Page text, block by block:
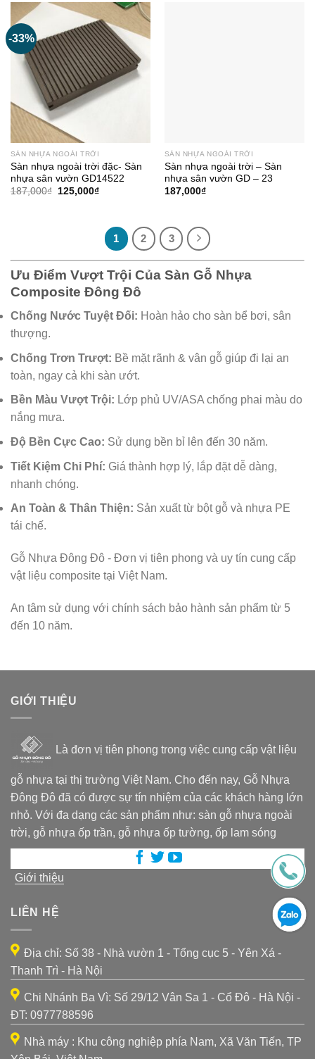
110,000₫.
-33%
SÀN NHỰA NGOÀI TRỜI
Sàn nhựa ngoài trời đặc- Sàn
nhựa sân vườn GD14522
187,000₫
Giá
125,000₫Giá
125,000₫.
SÀN NHỰA NGOÀI TRỜI
Sàn nhựa ngoài trời – Sàn
nhựa sân vườn GD – 23
187,000₫
1 2 3
Ưu Điểm Vượt Trội Của Sàn Gỗ Nhựa
Composite Đông Đô
Chống Nước Tuyệt Đối: Hoàn hảo cho sàn bể bơi, sân
thượng.
Chống Trơn Trượt: Bề mặt rãnh & vân gỗ giúp đi lại an
toàn, ngay cả khi sàn ướt.
Bền Màu Vượt Trội: Lớp phủ UV/ASA chống phai màu do
nắng mưa.
Độ Bền Cực Cao: Sử dụng bền bỉ lên đến 30 năm.
Tiết Kiệm Chi Phí: Giá thành hợp lý, lắp đặt dễ dàng,
nhanh chóng.
An Toàn & Thân Thiện: Sản xuất từ bột gỗ và nhựa PE
tái chế.
Gỗ Nhựa Đông Đô - Đơn vị tiên phong và uy tín cung cấp
vật liệu composite tại Việt Nam.
An tâm sử dụng với chính sách bảo hành sản phẩm từ 5
đến 10 năm.
GIỚI THIỆU
Là đơn vị tiên phong trong việc cung cấp vật liệu
gỗ nhựa tại thị trường Việt Nam. Cho đến nay, Gỗ Nhựa
Đông Đô đã có được sự tín nhiệm của các khách hàng lớn
nhỏ. Với đa dạng các sản phẩm như: sàn gỗ nhựa ngoài
trời, gỗ nhựa ốp trần, gỗ nhựa ốp tường, ốp lam sóng
Giới thiệu
LIÊN HỆ
Địa chỉ: Số 38 - Nhà vườn 1 - Tổng cục 5 - Yên Xá -
Thanh Trì - Hà Nội
Chi Nhánh Ba Vì: Số 29/12 Vân Sa 1 - Cổ Đô - Hà Nội -
ĐT: 0977788596
Nhà máy : Khu công nghiệp phía Nam, Xã Văn Tiến, TP